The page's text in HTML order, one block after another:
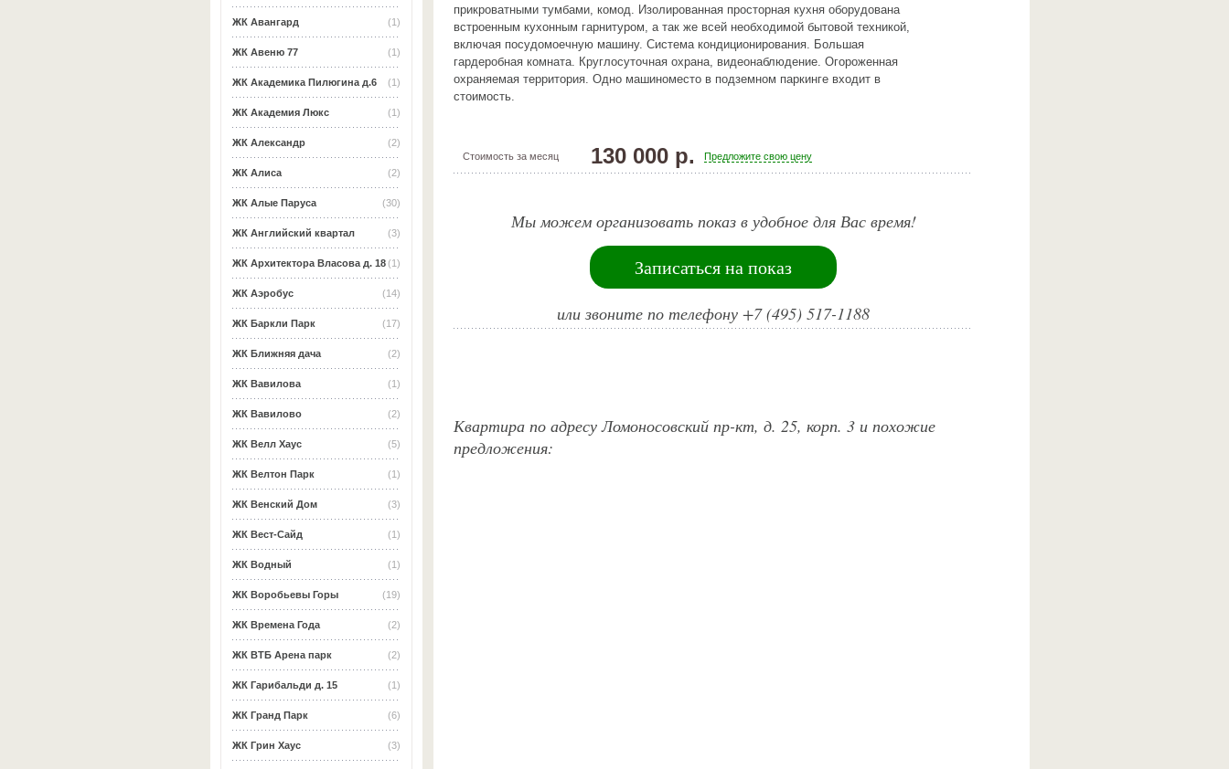
(1)
ЖК Авангард
(1)
ЖК Авеню 77
(1)
ЖК Академика Пилюгина д.6
(1)
ЖК Академия Люкс
(2)
ЖК Александр
(2)
ЖК Алиса
(30)
ЖК Алые Паруса
(3)
ЖК Английский квартал
(1)
ЖК Архитектора Власова д. 18
(14)
ЖК Аэробус
(17)
ЖК Баркли Парк
(2)
ЖК Ближняя дача
(1)
ЖК Вавилова
(2)
ЖК Вавилово
(5)
ЖК Велл Хаус
(1)
ЖК Велтон Парк
(3)
ЖК Венский Дом
(1)
ЖК Вест-Сайд
(1)
ЖК Водный
(19)
ЖК Воробьевы Горы
(2)
ЖК Времена Года
(2)
ЖК ВТБ Арена парк
(1)
ЖК Гарибальди д. 15
(6)
ЖК Гранд Парк
(3)
ЖК Грин Хаус
прикроватными тумбами, комод. Изолированная просторная кухня оборудована
встроенным кухонным гарнитуром, а так же всей необходимой бытовой техникой,
включая посудомоечную машину. Система кондиционирования. Большая
гардеробная комната. Круглосуточная охрана, видеонаблюдение. Огороженная
охраняемая территория. Одно машиноместо в подземном паркинге входит в
стоимость.
Стоимость за месяц 130 000 р. Предложите свою цену
Мы можем организовать показ в удобное для Вас время!
Записаться на показ
или звоните по телефону +7 (495) 517-1188
Квартира по адресу Ломоносовский пр-кт, д. 25, корп. 3 и похожие
предложения: